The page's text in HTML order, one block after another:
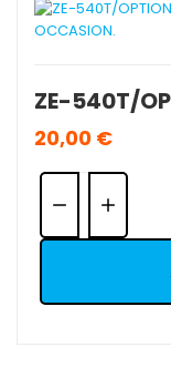
20,00 €
Quantité: